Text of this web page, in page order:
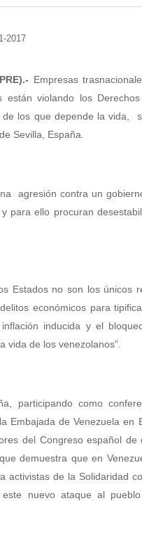
2017
Empresas
están violando los
los que depende la vida,
Sevilla, España.
agresión contra un
para ello procuran
Estados no son los únicos
económicos para
inducida y el
vida de los venezolanos”.
participando como
Embajada de Venezuela en
del Congreso español
demuestra que en
activistas de la Solidaridad
nuevo ataque al